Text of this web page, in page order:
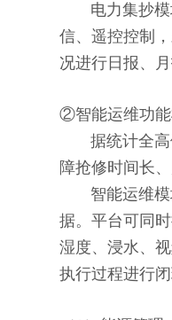
电力集抄模块
信、遥控控制
况进行日报、
②智能运维功
据统计全高供
障抢修时间长
智能运维模块
据。平台可同
湿度、浸水、
执行过程进行